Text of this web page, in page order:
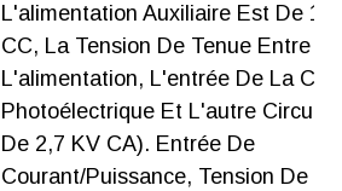
L'alimentation Auxiliaire Est De 1
CC, La Tension De Tenue Entre
L'alimentation, L'entrée De La
Photoélectrique Et L'autre Circuit
De 2,7 KV CA). Entrée De
Courant/puissance, Tension De